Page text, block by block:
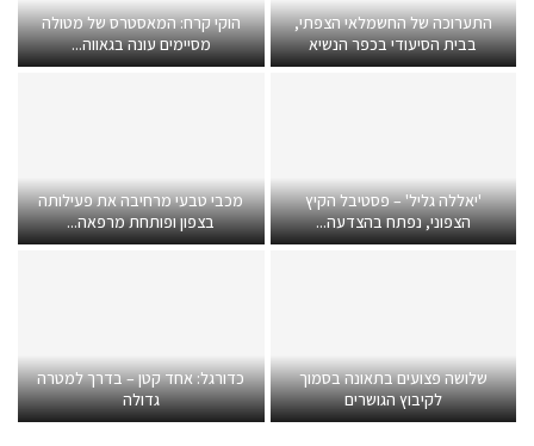
התערוכה של החשמלאי הצפתי,
בבית הסיעודי בכפר הנשיא
הוקי קרח: המאסטרס של מטולה
מסיימים עונה בגאווה...
'יאללה גליל' – פסטיבל הקיץ
הצפוני, נפתח בהצדעה...
מכבי טבעי מרחיבה את פעילותה
בצפון ופותחת מרפאה...
שלושה פצועים בתאונה בסמוך
לקיבוץ הגושרים
כדורגל: אחד קטן – בדרך למטרה
גדולה